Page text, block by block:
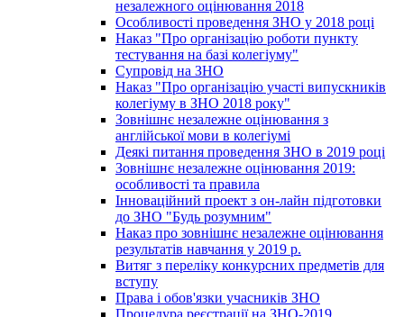
незалежного оцінювання 2018
Особливості проведення ЗНО у 2018 році
Наказ "Про організацію роботи пункту
тестування на базі колегіуму"
Супровід на ЗНО
Наказ "Про організацію участі випускників
колегіуму в ЗНО 2018 року"
Зовнішнє незалежне оцінювання з
англійської мови в колегіумі
Деякі питання проведення ЗНО в 2019 році
Зовнішнє незалежне оцінювання 2019:
особливості та правила
Інноваційний проект з он-лайн підготовки
до ЗНО "Будь розумним"
Наказ про зовнішнє незалежне оцінювання
результатів навчання у 2019 р.
Витяг з переліку конкурсних предметів для
вступу
Права і обов'язки учасників ЗНО
Процедура реєстрації на ЗНО-2019